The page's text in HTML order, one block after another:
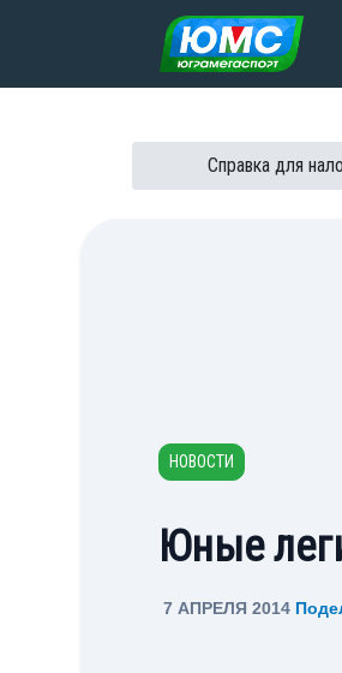
Перейти к содержанию
Справка для
НОВОСТИ
Юные
7 АПРЕЛЯ 2014